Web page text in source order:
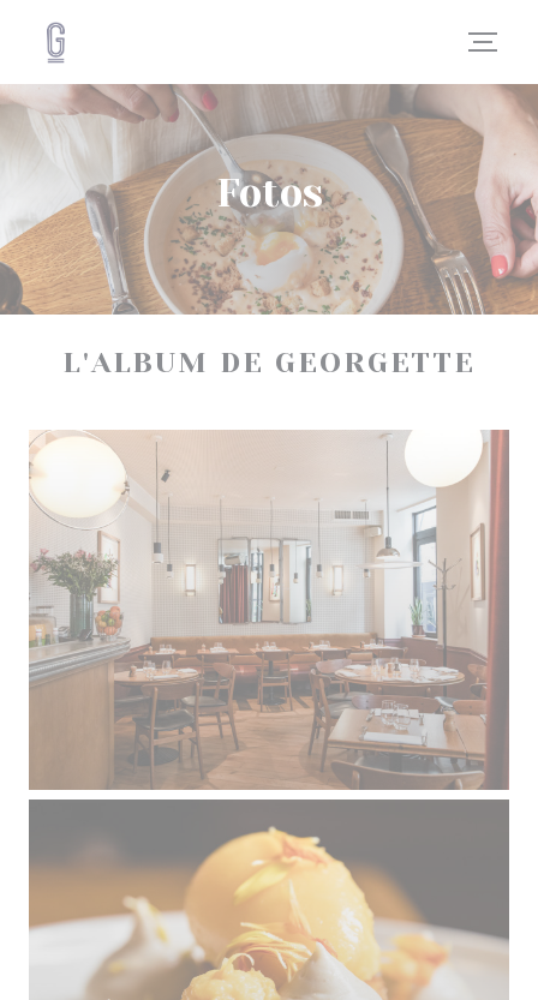
Fotos
L'ALBUM DE GEORGETTE